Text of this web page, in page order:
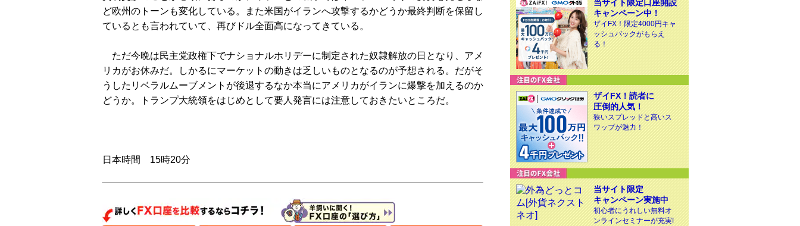
ど欧州のトーンも変化している。また米国がイランへ攻撃するかどうか最終判断を保留し
ているとも言われていて、再びドル全面高になってきている。
ただ今晩は民主党政権下でナショナルホリデーに制定された奴隷解放の日となり、アメ
リカがお休みだ。しかるにマーケットの動きは乏しいものとなるのが予想される。だがそ
うしたリベラルムーブメントが後退するなか本当にアメリカがイランに爆撃を加えるのか
どうか。トランプ大統領をはじめとして要人発言には注意しておきたいところだ。
日本時間 15時20分
当サイト限定口座開設
キャンペーン中！
ザイFX！限定4000円キャ
ッシュバックがもらえ
る！
ザイFX！読者に
圧倒的人気！
狭いスプレッドと高いス
ワップが魅力！
当サイト限定
キャンペーン実施中
初心者にうれしい無料オ
ンラインセミナーが充実!